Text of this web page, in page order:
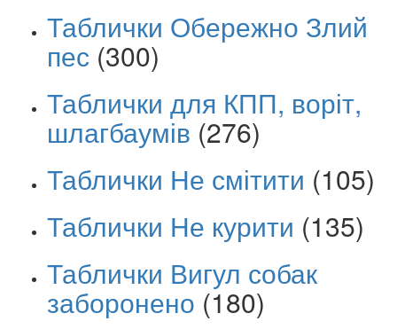
Таблички Обережно Злий
пес (300)
Таблички для КПП, воріт,
шлагбаумів (276)
Таблички Не смітити (105)
Таблички Не курити (135)
Таблички Вигул собак
заборонено (180)